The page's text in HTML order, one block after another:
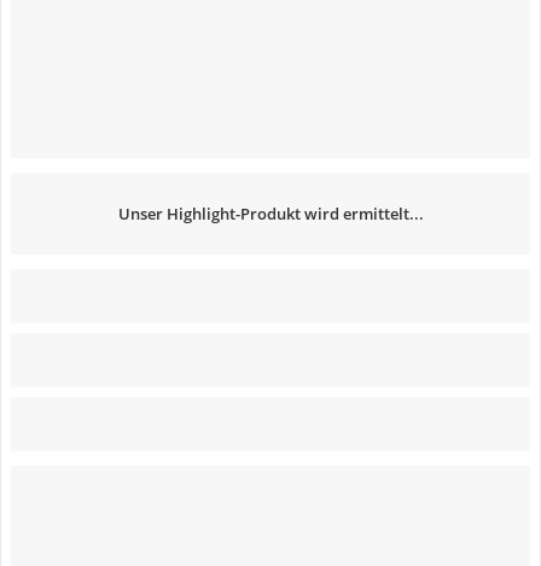
Unser Highlight-Produkt wird ermittelt...